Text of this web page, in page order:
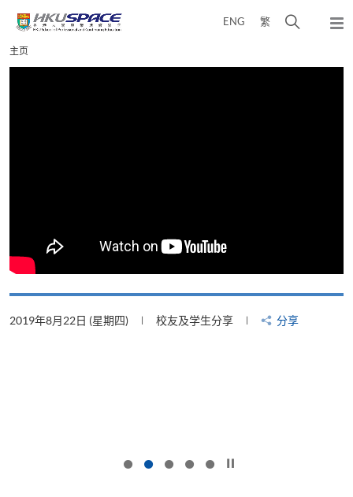
content
ENG 繁
弹
Main
content
主页
2019年8月22日 (星期四) 校友及学生分享 分享